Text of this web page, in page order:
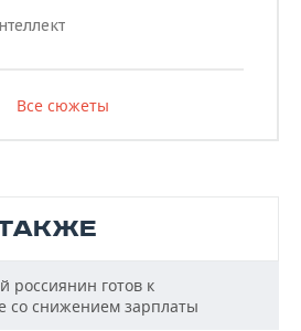
Все сюжеты
россиянин готов к
со снижением зарплаты